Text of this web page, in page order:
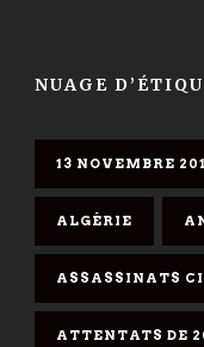
NUAGE
13 NOVEMBRE
ALGÉRIE
ASSASSINATS
ATTENTATS DE